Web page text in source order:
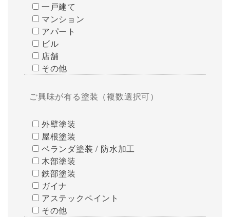
一戸建て
マンション
アパート
ビル
店舗
その他
ご興味が有る塗装（複数選択可）
外壁塗装
屋根塗装
ベランダ塗装 / 防水加工
木部塗装
鉄部塗装
ガイナ
アステックペイント
その他